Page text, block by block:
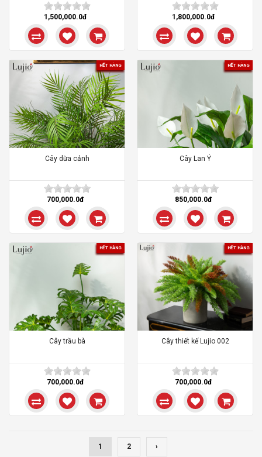
1,500,000.0đ 1,800,000.0đ
HẾT HÀNG
Cây dừa cảnh
700,000.0đ
HẾT HÀNG
Cây Lan Ý
850,000.0đ
HẾT HÀNG
Cây trầu bà
700,000.0đ
HẾT HÀNG
Cây thiết kế Lujio 002
700,000.0đ
1 2 ›